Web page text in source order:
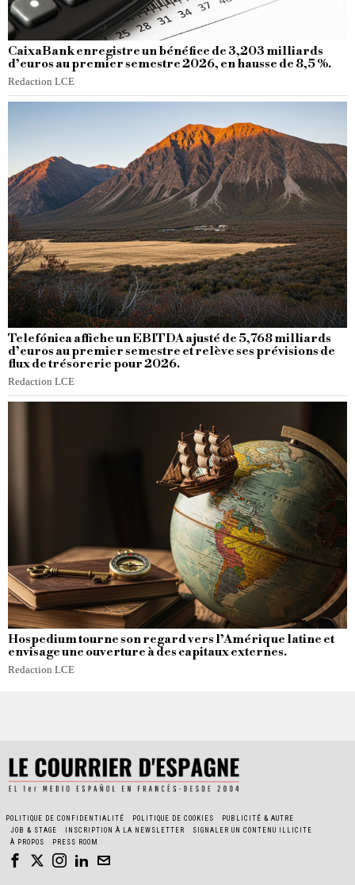
CaixaBank enregistre un bénéfice de 3,203 milliards
d’euros au premier semestre 2026, en hausse de 8,5 %.
Redaction LCE
Telefónica affiche un EBITDA ajusté de 5,768 milliards
d’euros au premier semestre et relève ses prévisions de
flux de trésorerie pour 2026.
Redaction LCE
Hospedium tourne son regard vers l’Amérique latine et
envisage une ouverture à des capitaux externes.
Redaction LCE
POLITIQUE DE CONFIDENTIALITÉ POLITIQUE DE COOKIES
PUBLICITÉ & AUTRE
JOB & STAGE
INSCRIPTION À LA NEWSLETTER
SIGNALER UN CONTENU ILLICITE
À PROPOS
PRESS ROOM